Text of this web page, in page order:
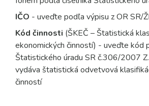
IČO - uveďte podľa výpisu z OR SR/
Kód činnosti (ŠKEČ – Štatistická
ekonomických činností) - uveďte kód
Štatistického úradu SR č.306/2007
vydáva štatistická odvetvová
činností